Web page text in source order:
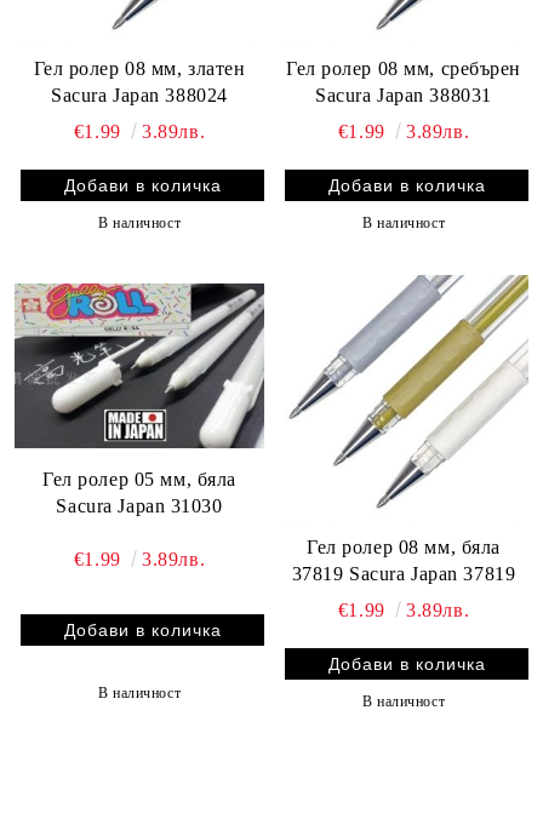
Гел ролер 08 мм, златен
Sacura Japan 388024
€1.99
3.89лв.
В наличност
Гел ролер 08 мм, сребърен
Sacura Japan 388031
€1.99
3.89лв.
В наличност
Гел ролер 05 мм, бяла
Sacura Japan 31030
€1.99 3.89лв.
В наличност
Гел ролер 08 мм, бяла
37819 Sacura Japan 37819
€1.99
3.89лв.
В наличност